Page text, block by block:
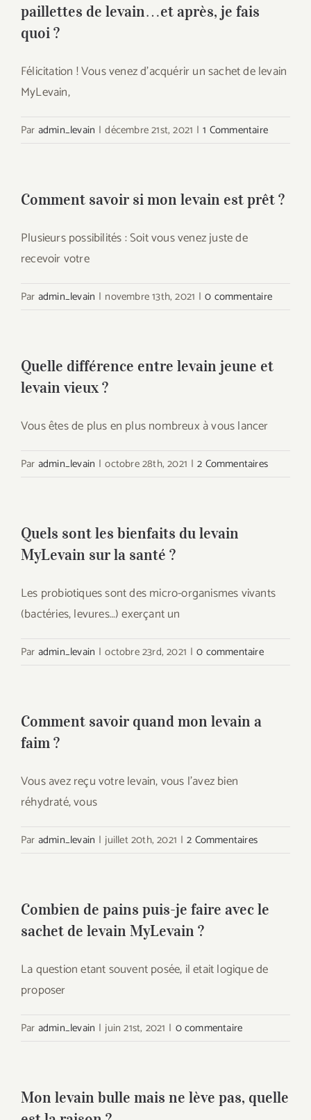
paillettes de levain…et après, je fais
quoi ?
Félicitation ! Vous venez d'acquérir un sachet de levain
MyLevain,
Par admin_levain | décembre 21st, 2021 | 1 Commentaire
Comment savoir si mon levain est prêt ?
Plusieurs possibilités : Soit vous venez juste de
recevoir votre
Par admin_levain | novembre 13th, 2021 | 0 commentaire
Quelle différence entre levain jeune et
levain vieux ?
Vous êtes de plus en plus nombreux à vous lancer
Par admin_levain | octobre 28th, 2021 | 2 Commentaires
Quels sont les bienfaits du levain
MyLevain sur la santé ?
Les probiotiques sont des micro-organismes vivants
(bactéries, levures…) exerçant un
Par admin_levain | octobre 23rd, 2021 | 0 commentaire
Comment savoir quand mon levain a
faim ?
Vous avez reçu votre levain, vous l'avez bien
réhydraté, vous
Par admin_levain | juillet 20th, 2021 | 2 Commentaires
Combien de pains puis-je faire avec le
sachet de levain MyLevain ?
La question etant souvent posée, il etait logique de
proposer
Par admin_levain | juin 21st, 2021 | 0 commentaire
Mon levain bulle mais ne lève pas, quelle